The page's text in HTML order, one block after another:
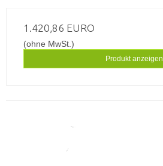
1.420,86 EURO
(ohne MwSt.)
Produkt anzeigen